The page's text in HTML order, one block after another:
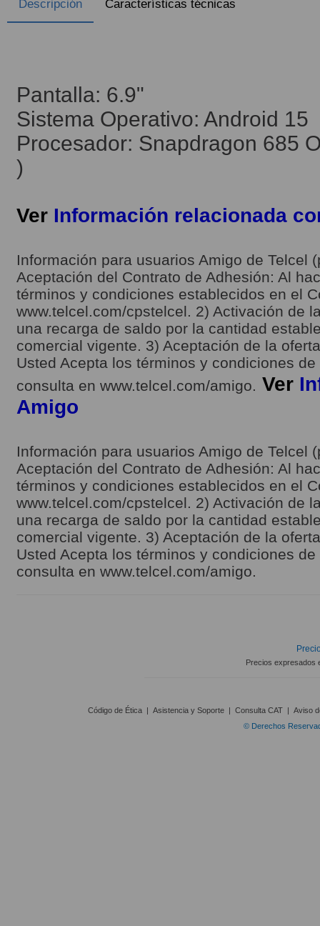
Descripción Características técnicas
Pantalla: 6.9"
Sistema Operativo: Android 15
Procesador: Snapdragon 685
)
Ver Información relacionada
Información para usuarios Amigo de Telcel
Aceptación del Contrato de Adhesión: Al
términos y condiciones establecidos en el
www.telcel.com/cpstelcel. 2) Activación de
una recarga de saldo por la cantidad
comercial vigente. 3) Aceptación de la
Usted Acepta los términos y condiciones
consulta en www.telcel.com/amigo. Ver
Amigo
Información para usuarios Amigo de Telcel
Aceptación del Contrato de Adhesión: Al
términos y condiciones establecidos en el
www.telcel.com/cpstelcel. 2) Activación de
una recarga de saldo por la cantidad
comercial vigente. 3) Aceptación de la
Usted Acepta los términos y condiciones
consulta en www.telcel.com/amigo.
Precios expresados
Código de Ética | Asistencia y Soporte | Consulta CAT | Aviso
© Derechos